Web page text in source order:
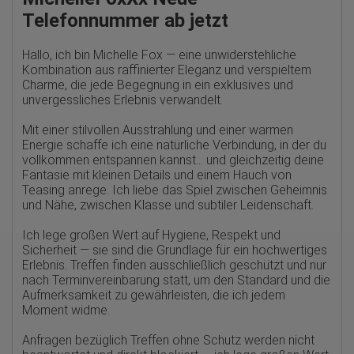
Herausgeber:
Erhobene Daten:
Die erzeugten Informationen über die Benutzung unserer
Webseiten sowie die von dem Browser übermittelte IP-Adresse
werden übertragen und gespeichert. Dabei können aus den
verarbeiteten Daten pseudonyme Nutzungsprofile der Nutzer
erstellt werden. Diese Informationen wird Google gegebenenfalls
auch an Dritte übertragen, sofern dies gesetzlich
vorgeschrieben wird oder, soweit Dritte diese Daten im Auftrag
von Google verarbeiten. Die IP-Adresse der Nutzer wird von
Google innerhalb von Mitgliedstaaten der Europäischen Union
oder in anderen Vertragsstaaten des Abkommens über den
Europäischen Wirtschaftsraum gekürzt, dies bedeutet, dass alle
Daten anonym erhoben werden. Nur in Ausnahmefällen wird die
übertragen und dort gekürzt. Die von dem Browser des Nutzers
übermittelte IP-Adresse wird nicht mit anderen Daten von Google
zusammengeführt.
Erhobene Informationen zum Besucherverhalten sind folgende:
Herkunft (Land und Stadt)
Betriebssystem
Gerät (PC, Tablet-PC oder Smartphone)
Telefonnummer ab jetzt
Hallo, ich bin Michelle Fox — eine unwiderstehliche
Kombination aus raffinierter Eleganz und verspieltem
Charme, die jede Begegnung in ein exklusives und
unvergessliches Erlebnis verwandelt.
Mit einer stilvollen Ausstrahlung und einer warmen
Energie schaffe ich eine natürliche Verbindung, in der du
vollkommen entspannen kannst… und gleichzeitig deine
Fantasie mit kleinen Details und einem Hauch von
Teasing anrege. Ich liebe das Spiel zwischen Geheimnis
und Nähe, zwischen Klasse und subtiler Leidenschaft.
Ich lege großen Wert auf Hygiene, Respekt und
Sicherheit — sie sind die Grundlage für ein hochwertiges
Erlebnis. Treffen finden ausschließlich geschützt und nur
nach Terminvereinbarung statt, um den Standard und die
Aufmerksamkeit zu gewährleisten, die ich jedem
Moment widme.
Anfragen bezüglich Treffen ohne Schutz werden nicht